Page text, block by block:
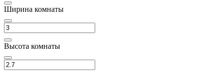
Ширина комнаты
Высота комнаты